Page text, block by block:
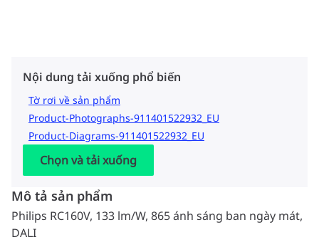
Nội dung tải xuống phổ biến
Tờ rơi về sản phẩm
Product-Photographs-911401522932_EU
Product-Diagrams-911401522932_EU
Chọn và tải xuống
Mô tả sản phẩm
Philips RC160V, 133 lm/W, 865 ánh sáng ban ngày mát,
DALI